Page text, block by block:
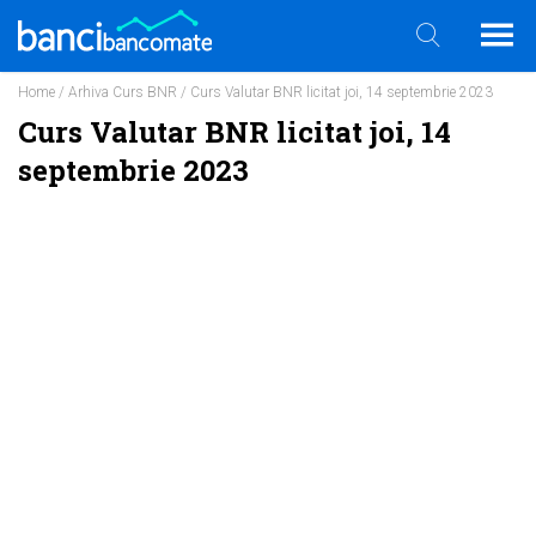
Home / Arhiva Curs BNR / Curs Valutar BNR licitat joi, 14 septembrie 2023
Curs Valutar BNR licitat joi, 14
septembrie 2023